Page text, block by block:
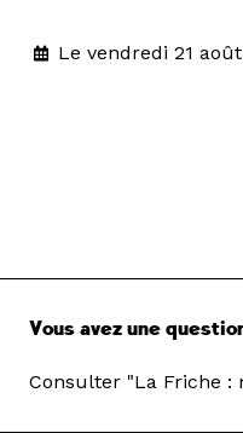
Le vendredi 21
Vous avez une
Consulter "La Friche :